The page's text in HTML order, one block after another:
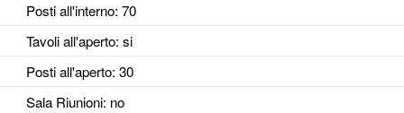
Posti all'interno: 70
Tavoli all'aperto: si
Posti all'aperto: 30
Sala Riunioni: no